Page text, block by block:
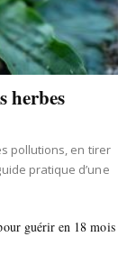
herbes
pollutions, en tirer
pratique d’une
guérir en 18 mois